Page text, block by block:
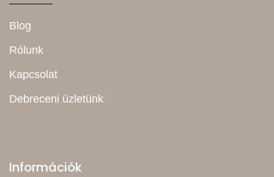
Blog
Rólunk
Kapcsolat
Debreceni üzletünk
Információk